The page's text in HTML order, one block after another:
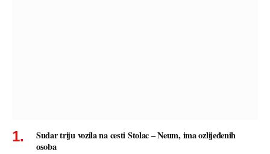
Sudar triju vozila na cesti Stolac – Neum, ima ozlijeđenih
osoba